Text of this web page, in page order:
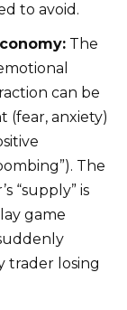
to avoid.
The
can be
anxiety)
The
“supply” is
game
trader losing